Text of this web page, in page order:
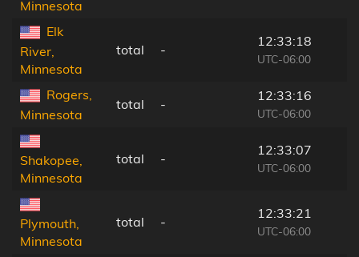
Minnesota
Elk
River,
Minnesota
total -
12:33:18
UTC-06:00
Rogers,
Minnesota
total -
12:33:16
UTC-06:00
Shakopee,
Minnesota
total -
12:33:07
UTC-06:00
Plymouth,
Minnesota
total -
12:33:21
UTC-06:00